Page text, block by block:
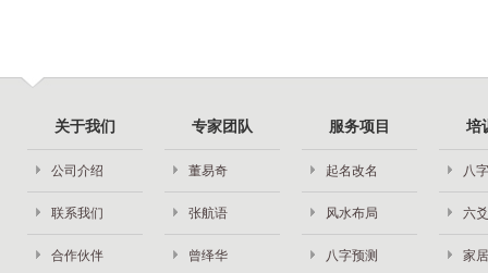
关于我们
公司介绍
联系我们
合作伙伴
专家团队
董易奇
张航语
曾绎华
服务项目
起名改名
风水布局
八字预测
培
八
六
家